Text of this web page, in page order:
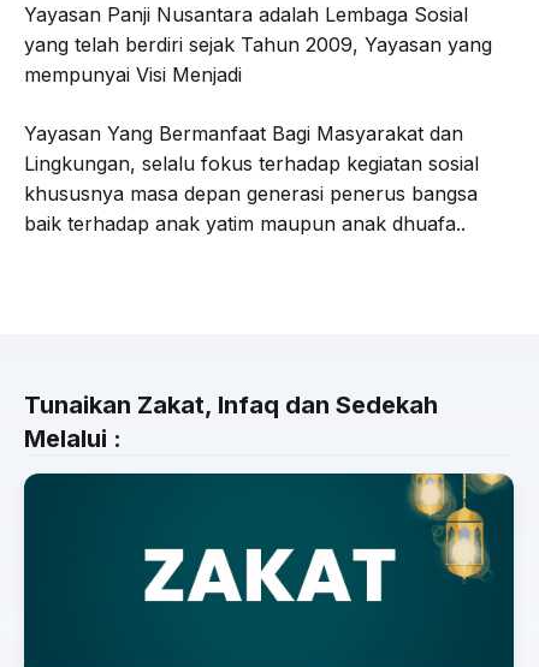
Yayasan Panji Nusantara adalah Lembaga Sosial
yang telah berdiri sejak Tahun 2009, Yayasan yang
mempunyai Visi Menjadi
Yayasan Yang Bermanfaat Bagi Masyarakat dan
Lingkungan, selalu fokus terhadap kegiatan sosial
khususnya masa depan generasi penerus bangsa
baik terhadap anak yatim maupun anak dhuafa..
Tunaikan Zakat, Infaq dan Sedekah
Melalui :